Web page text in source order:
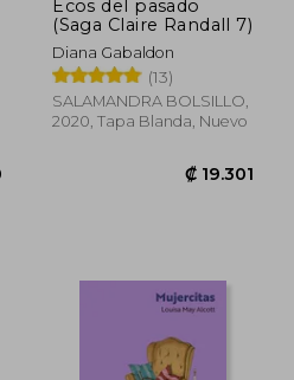
Ecos del pasado
(Saga Claire Randall 7)
Diana Gabaldon
(13)
SALAMANDRA BOLSILLO,
2020, Tapa Blanda, Nuevo